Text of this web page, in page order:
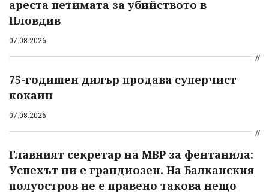
ареста петимата за убийството в
Пловдив
07.08.2026
75-годишен дилър продава суперчист
кокаин
07.08.2026
Главният секретар на МВР за фентанила:
Успехът ни е грандиозен. На Балканския
полуостров не е правено такова нещо